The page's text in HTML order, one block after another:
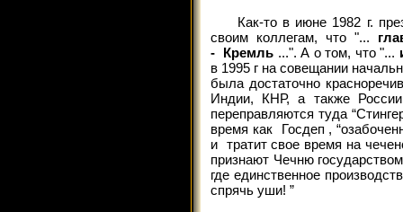
Как-то в июне 1982 г.
своим коллегам, что "...
- Кремль ...". А о том, что "...
в 1995 г на совещании
была достаточно
Индии, КНР, а также
переправляются туда
время как Госдеп ,
и тратит свое время на
признают Чечню
где единственное
спрячь уши! ”